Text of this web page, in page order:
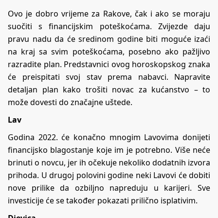
Ovo je dobro vrijeme za Rakove, čak i ako se moraju
suočiti s financijskim poteškoćama. Zvijezde daju
pravu nadu da će sredinom godine biti moguće izaći
na kraj sa svim poteškoćama, posebno ako pažljivo
razradite plan. Predstavnici ovog horoskopskog znaka
će preispitati svoj stav prema nabavci. Napravite
detaljan plan kako trošiti novac za kućanstvo – to
može dovesti do značajne uštede.
Lav
Godina 2022. će konačno mnogim Lavovima donijeti
financijsko blagostanje koje im je potrebno. Više neće
brinuti o novcu, jer ih očekuje nekoliko dodatnih izvora
prihoda. U drugoj polovini godine neki Lavovi će dobiti
nove prilike da ozbiljno napreduju u karijeri. Sve
investicije će se također pokazati prilično isplativim.